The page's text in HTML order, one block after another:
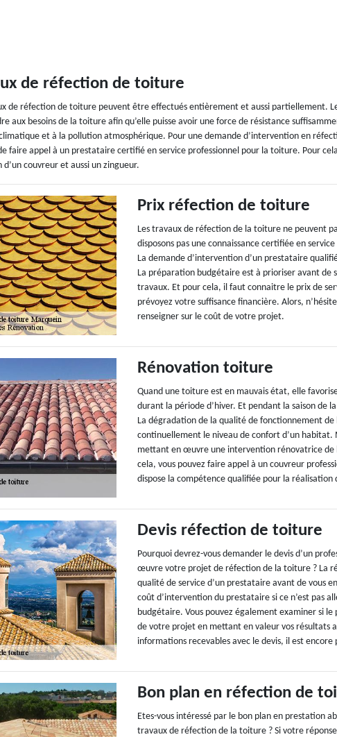
de réfection de toiture
de réfection de toiture peuvent être effectués entièrement et aussi partiellement.
aux besoins de la toiture afin qu’elle puisse avoir une force de résistance
et à la pollution atmosphérique. Pour une demande d’intervention en
faire appel à un prestataire certifié en service professionnel pour la toiture. Pour
d’un couvreur et aussi un zingueur.
Prix réfection de toiture
Les travaux de réfection de la toiture ne peuvent
disposons pas une connaissance certifiée en
La demande d’intervention d’un prestataire
La préparation budgétaire est à prioriser avant de
travaux. Et pour cela, il faut connaitre le prix de
prévoyez votre suffisance financière. Alors,
renseigner sur le coût de votre projet.
Rénovation toiture
Quand une toiture est en mauvais état, elle
durant la période d’hiver. Et pendant la saison de
La dégradation de la qualité de fonctionnement
continuellement le niveau de confort d’un
mettant en œuvre une intervention rénovatrice de
cela, vous pouvez faire appel à un couvreur
dispose la compétence qualifiée pour la
Devis réfection de toiture
Pourquoi devrez-vous demander le devis d’un
œuvre votre projet de réfection de la toiture ? La
qualité de service d’un prestataire avant de vous
coût d’intervention du prestataire si ce n’est pas
budgétaire. Vous pouvez également examiner si
de votre projet en mettant en valeur vos résultats
informations recevables avec le devis, il est
Bon plan en réfection de
Etes-vous intéressé par le bon plan en prestation
travaux de réfection de la toiture ? Si votre